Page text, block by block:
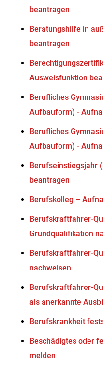
beantragen
Beratungshilfe in
beantragen
Ausweisfunktion
Berufliches
Aufbauform) -
Berufliches
Aufbauform) -
Berufseinstiegsjahr
beantragen
Berufskolleg –
Berufskraftfahrer-
Grundqualifikation
Berufskraftfahrer-
nachweisen
Berufskraftfahrer-
als anerkannte
Berufskrankheit
Beschädigtes oder
melden